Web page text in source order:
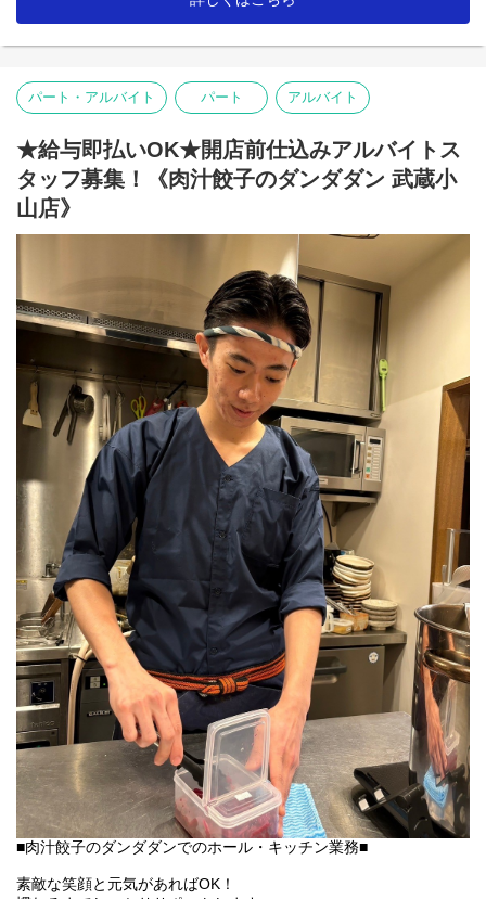
「肉汁焼餃子」を提供する時は、こんな説明を！
お客様との距離、めっちゃ近いので接客を楽しんで下さいね♪
未経験者の方にも無理なくスタートできる簡単な調理がメイン！
人気の「肉汁焼餃子」も上手に焼ける様に！
「肉汁餃子のダンダダン」では、
スタッフみんなが下の名前で呼び合います!
フランクで楽しい環境が1番の魅力です♪
パート・アルバイト パート アルバイト
★給与即払いOK★開店前仕込みアルバイトス
タッフ募集！《肉汁餃子のダンダダン 武蔵小
山店》
■肉汁餃子のダンダダンでのホール・キッチン業務■
素敵な笑顔と元気があればOK！